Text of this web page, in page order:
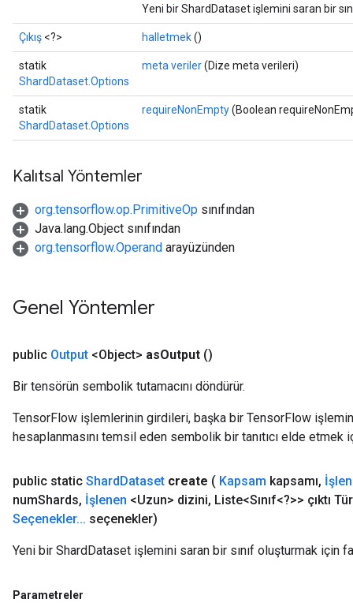
Yeni bir ShardDataset işlemini saran bir
Çıkış <?> halletmek()
statik
ShardDataset.Options
meta veriler(Dize meta verileri)
statik
ShardDataset.Options
requireNonEmpty(Boolean
Kalıtsal Yöntemler
org.tensorflow.op.PrimitiveOp sınıfından
Java.lang.Object sınıfından
org.tensorflow.Operand arayüzünden
Genel Yöntemler
public Output <Object> asOutput ()
Bir tensörün sembolik tutamacını döndürür.
TensorFlow işlemlerinin girdileri, başka bir TensorFlow
hesaplanmasını temsil eden sembolik bir tanıtıcı elde etmek
public static ShardDataset create ( Kapsam kapsamı,
numShards, İşlenen <Uzun> dizini, Liste<Sınıf<?>> çıktı
Seçenekler... seçenekler)
Yeni bir ShardDataset işlemini saran bir sınıf oluşturmak için
Parametreler